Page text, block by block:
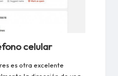
celular
es otra excelente